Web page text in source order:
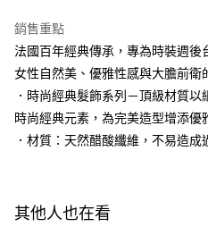
AFTEE先享後付是「在收到商品之後才
１．簡單：不需註冊會員、不需綁卡、
２．便利：只要手機號碼，簡訊認證，
３．安心：先確認商品／服務後，再付
【「AFTEE先享後付」結帳流程】
１．於結帳方式選擇「AFTEE先享後
※ 請注意：結帳手續完成當下不需立刻
運送方式
宅配
宅配-離島
每筆NT$320，滿NT$3,000(含以
銷售重點
法國百年經典傳承，專為時裝週
女性自然美、優雅性感與大膽前衛
．時尚經典髮飾系列－頂級材質
時尚經典元素，為完美造型增添優
．材質：天然醋酸纖維，不易造成
其他人也在看